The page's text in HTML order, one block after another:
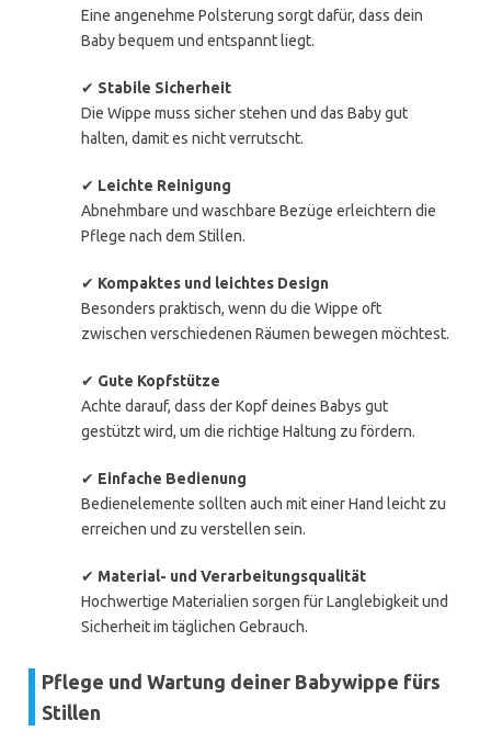
Eine angenehme Polsterung sorgt dafür, dass dein
Baby bequem und entspannt liegt.
✔ Stabile Sicherheit
Die Wippe muss sicher stehen und das Baby gut
halten, damit es nicht verrutscht.
✔ Leichte Reinigung
Abnehmbare und waschbare Bezüge erleichtern die
Pflege nach dem Stillen.
✔ Kompaktes und leichtes Design
Besonders praktisch, wenn du die Wippe oft
zwischen verschiedenen Räumen bewegen möchtest.
✔ Gute Kopfstütze
Achte darauf, dass der Kopf deines Babys gut
gestützt wird, um die richtige Haltung zu fördern.
✔ Einfache Bedienung
Bedienelemente sollten auch mit einer Hand leicht zu
erreichen und zu verstellen sein.
✔ Material- und Verarbeitungsqualität
Hochwertige Materialien sorgen für Langlebigkeit und
Sicherheit im täglichen Gebrauch.
Pflege und Wartung deiner Babywippe fürs
Stillen